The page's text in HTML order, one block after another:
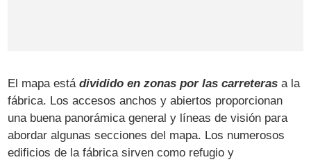
El mapa estádividido en zonas por las carreteras a la
fábrica. Los accesos anchos y abiertos proporcionan
una buena panorámica general y líneas de visión para
abordar algunas secciones del mapa. Los numerosos
edificios de la fábrica sirven como refugio y